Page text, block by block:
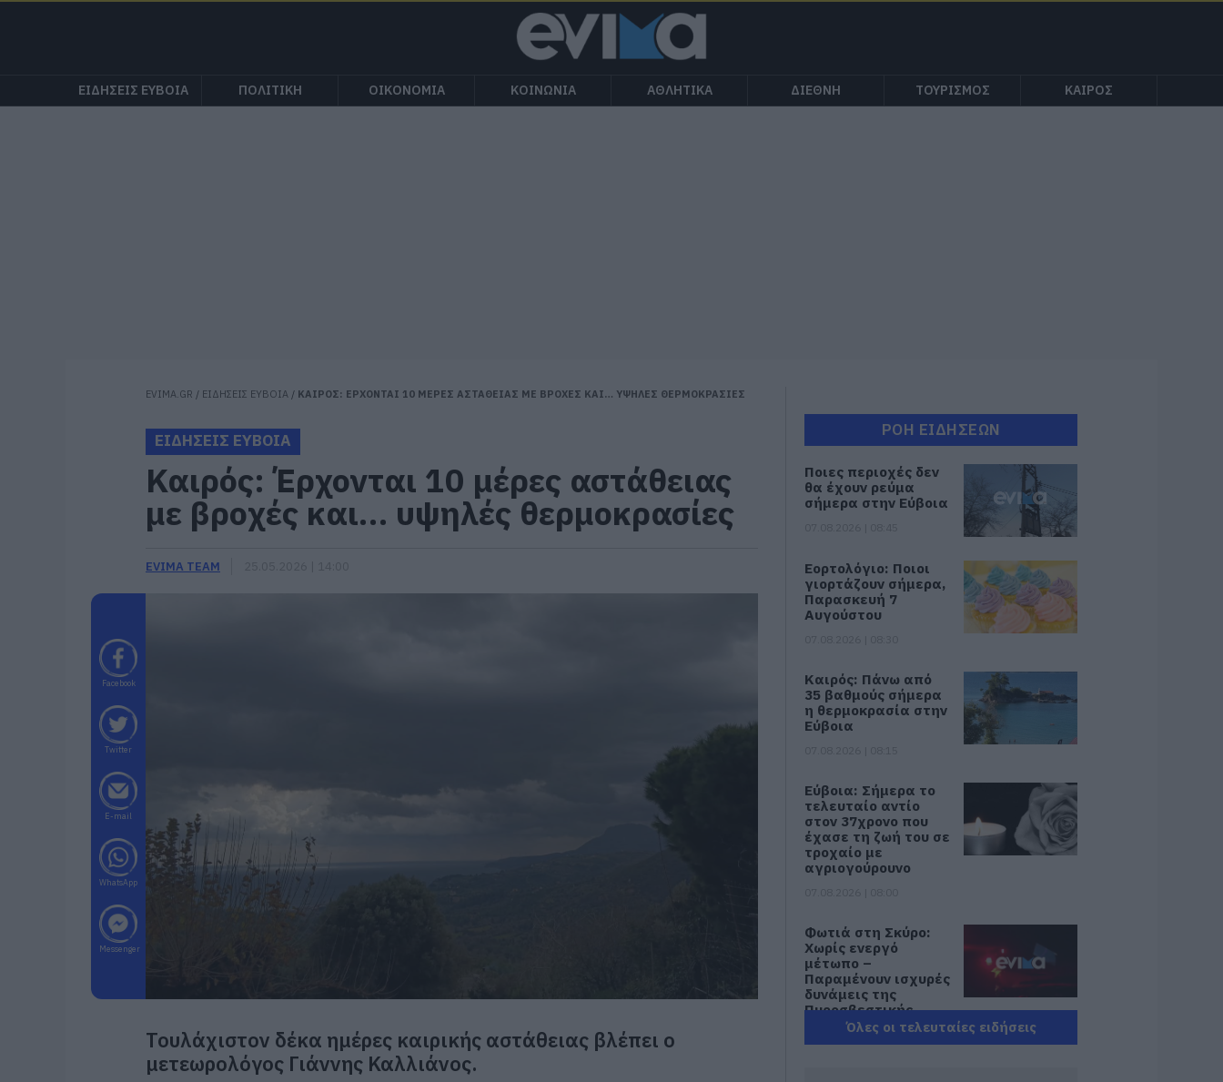
ΕΙΔΗΣΕΙΣ ΕΥΒΟΙΑ ΠΟΛΙΤΙΚΗ ΟΙΚΟΝΟΜΙΑ ΚΟΙΝΩΝΙΑ ΑΘΛΗΤΙΚΑ ΔΙΕΘΝΗ ΤΟΥΡΙΣΜΟΣ ΚΑΙΡΟΣ
EVIMA.GR / ΕΙΔΗΣΕΙΣ ΕΥΒΟΙΑ / ΚΑΙΡΟΣ: ΕΡΧΟΝΤΑΙ 10 ΜΕΡΕΣ ΑΣΤΑΘΕΙΑΣ ΜΕ ΒΡΟΧΕΣ ΚΑΙ… ΥΨΗΛΕΣ ΘΕΡΜΟΚΡΑΣΙΕΣ
ΕΙΔΗΣΕΙΣ ΕΥΒΟΙΑ
Καιρός: Έρχονται 10 μέρες αστάθειας
με βροχές και… υψηλές θερμοκρασίες
EVIMA TEAM
Facebook
Twitter
E-mail
WhatsApp
Messenger
Τουλάχιστον δέκα ημέρες καιρικής αστάθειας βλέπει ο
μετεωρολόγος Γιάννης Καλλιάνος.
ΡΟΗ ΕΙΔΗΣΕΩΝ
Ποιες περιοχές δεν
θα έχουν ρεύμα
σήμερα στην Εύβοια
Εορτολόγιο: Ποιοι
γιορτάζουν σήμερα,
Παρασκευή 7
Αυγούστου
Καιρός: Πάνω από
35 βαθμούς σήμερα
η θερμοκρασία στην
Εύβοια
Εύβοια: Σήμερα το
τελευταίο αντίο
στον 37χρονο που
έχασε τη ζωή του σε
τροχαίο με
αγριογούρουνο
Φωτιά στη Σκύρο:
Χωρίς ενεργό
μέτωπο –
Παραμένουν ισχυρές
δυνάμεις της
Πυροσβεστικής
07.08.2026 | 00:10
Όλες οι τελευταίες ειδήσεις